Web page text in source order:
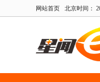
网站首页 北京时间：